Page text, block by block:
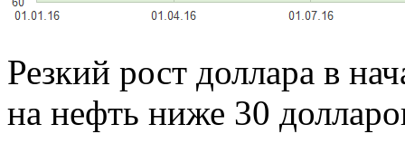
Резкий рост доллара в
на нефть ниже 30